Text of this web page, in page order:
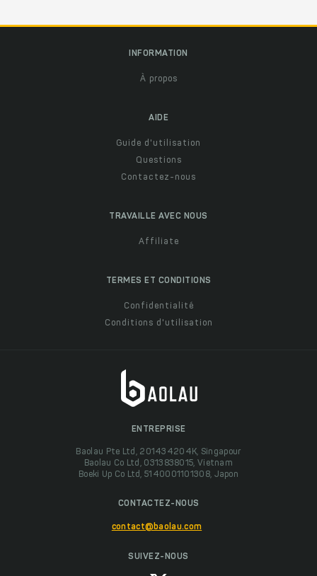
INFORMATION
À propos
AIDE
Guide d'utilisation
Questions
Contactez-nous
TRAVAILLE AVEC NOUS
Affiliate
TERMES ET CONDITIONS
Confidentialité
Conditions d'utilisation
ENTREPRISE
Baolau Pte Ltd, 201434204K, Singapour
Baolau Co Ltd, 0313838015, Vietnam
Boeki Up Co Ltd, 5140001101308, Japon
CONTACTEZ-NOUS
contact@baolau.com
SUIVEZ-NOUS